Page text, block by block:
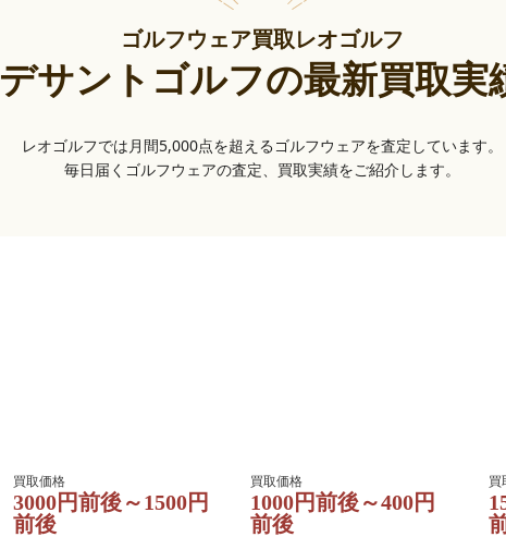
ゴルフウェア買取レオゴルフ
デサントゴルフの最新買取実
レオゴルフでは月間5,000点を超えるゴルフウェアを査定しています。
毎日届くゴルフウェアの査定、買取実績をご紹介します。
3000円前後～1500円
前後
1000円前後～400円
前後